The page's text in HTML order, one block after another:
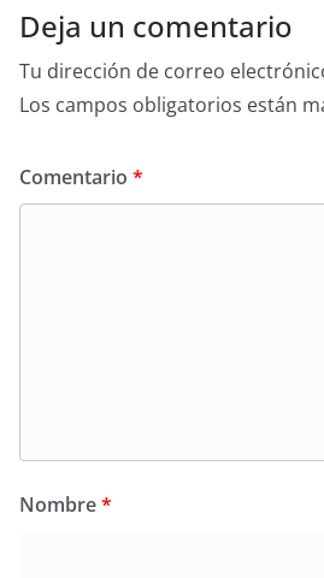
Deja un comentario
Tu dirección de correo
Los campos obligatorios están
Comentario *
Nombre*